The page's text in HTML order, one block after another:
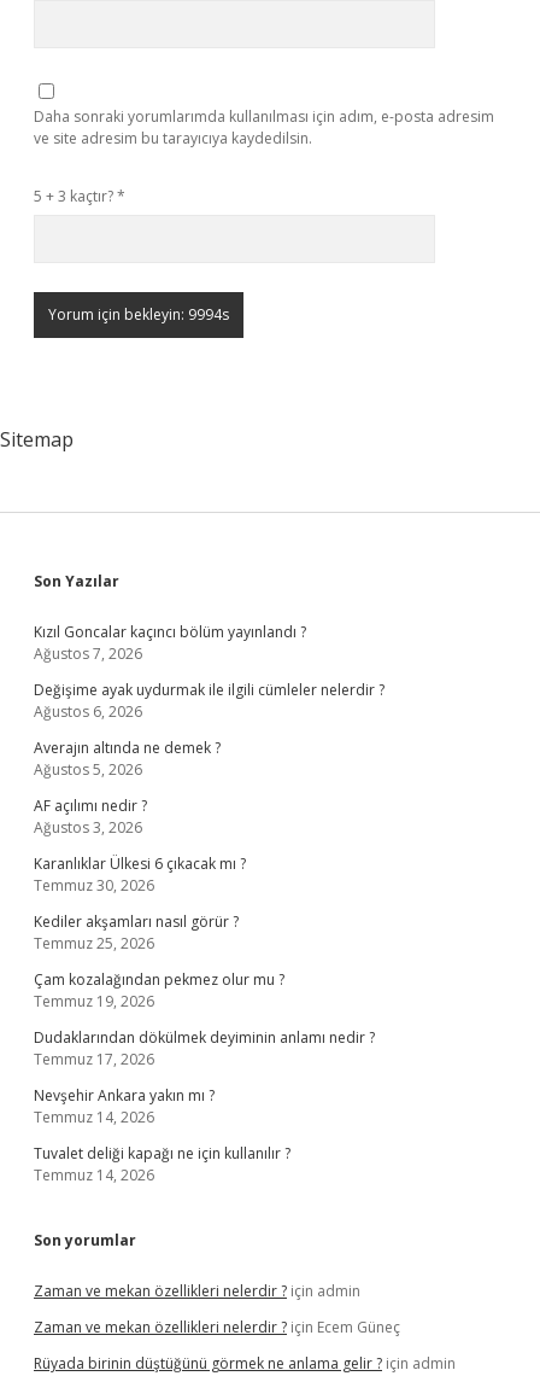
Daha sonraki yorumlarımda kullanılması için adım, e-posta adresim
ve site adresim bu tarayıcıya kaydedilsin.
5 + 3 kaçtır?*
Sitemap
Sidebar
Son Yazılar
Kızıl Goncalar kaçıncı bölüm yayınlandı ?
Ağustos 7, 2026
Değişime ayak uydurmak ile ilgili cümleler nelerdir ?
Ağustos 6, 2026
Averajın altında ne demek ?
Ağustos 5, 2026
AF açılımı nedir ?
Ağustos 3, 2026
Karanlıklar Ülkesi 6 çıkacak mı ?
Temmuz 30, 2026
Kediler akşamları nasıl görür ?
Temmuz 25, 2026
Çam kozalağından pekmez olur mu ?
Temmuz 19, 2026
Dudaklarından dökülmek deyiminin anlamı nedir ?
Temmuz 17, 2026
Nevşehir Ankara yakın mı ?
Temmuz 14, 2026
Tuvalet deliği kapağı ne için kullanılır ?
Temmuz 14, 2026
Son yorumlar
Zaman ve mekan özellikleri nelerdir ? için admin
Zaman ve mekan özellikleri nelerdir ? için Ecem Güneç
Rüyada birinin düştüğünü görmek ne anlama gelir ? için admin